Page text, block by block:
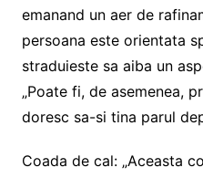
emanand un aer de
persoana este orientata
straduieste sa aiba un
„Poate fi, de asemenea,
doresc sa-si tina parul
Coada de cal: „Aceasta